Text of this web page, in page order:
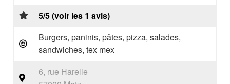
5/5 (voir les 1 avis)
Burgers, paninis, pâtes, pizza, salades,
sandwiches, tex mex
6, rue Harelle